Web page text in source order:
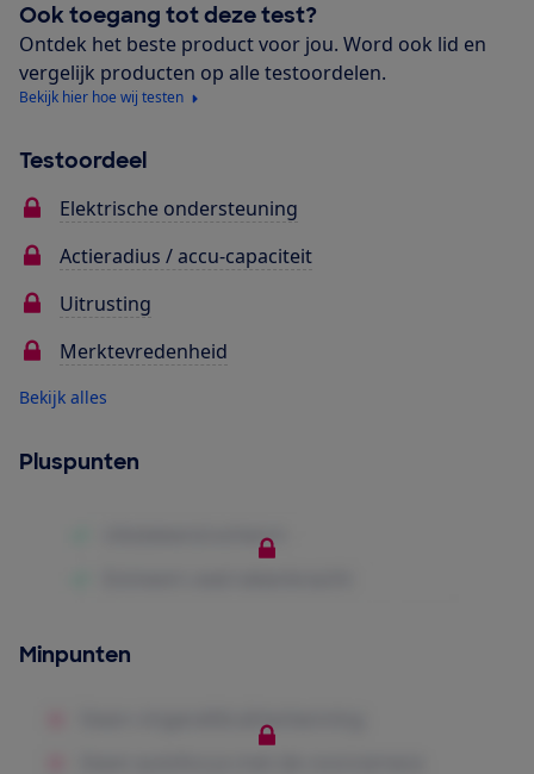
Ook toegang tot deze test?
Ontdek het beste product voor jou. Word ook lid en
vergelijk producten op alle testoordelen.
Bekijk hier hoe wij testen
Testoordeel
Elektrische ondersteuning
Actieradius / accu-capaciteit
Uitrusting
Merktevredenheid
Bekijk alles
Pluspunten
Minpunten